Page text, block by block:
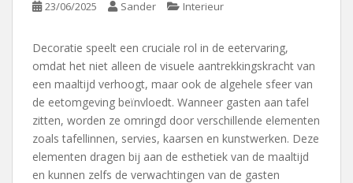
23/06/2025 Sander Interieur
Decoratie speelt een cruciale rol in de eetervaring,
omdat het niet alleen de visuele aantrekkingskracht van
een maaltijd verhoogt, maar ook de algehele sfeer van
de eetomgeving beïnvloedt. Wanneer gasten aan tafel
zitten, worden ze omringd door verschillende elementen
zoals tafellinnen, servies, kaarsen en kunstwerken. Deze
elementen dragen bij aan de esthetiek van de maaltijd
en kunnen zelfs de verwachtingen van de gasten